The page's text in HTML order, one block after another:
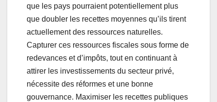
que les pays pourraient potentiellement plus
que doubler les recettes moyennes qu’ils tirent
actuellement des ressources naturelles.
Capturer ces ressources fiscales sous forme de
redevances et d’impôts, tout en continuant à
attirer les investissements du secteur privé,
nécessite des réformes et une bonne
gouvernance. Maximiser les recettes publiques